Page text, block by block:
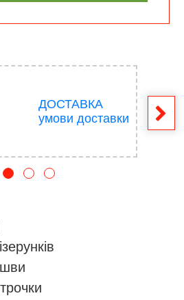
ДОСТАВКА
умови доставки
шви